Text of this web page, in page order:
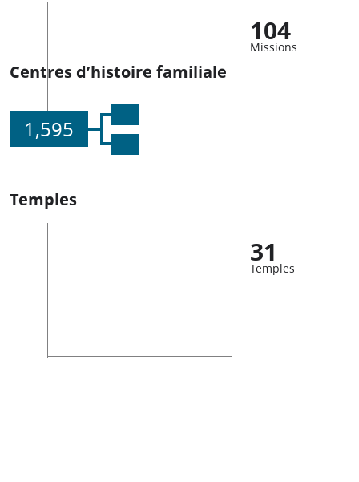
104
Missions
Centres d’histoire familiale
1,595
Temples
31
Temples